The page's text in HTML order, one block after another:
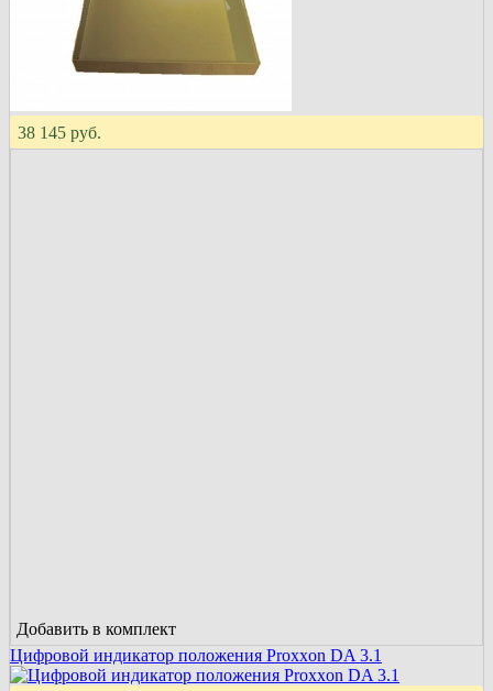
38 145 руб.
Добавить в комплект
Цифровой индикатор положения Proxxon DA 3.1